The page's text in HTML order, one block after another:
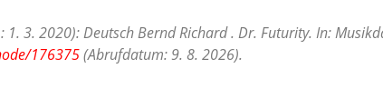
3. 2020): Deutsch Bernd Richard . Dr. Futurity. In:
176375(Abrufdatum: 9. 8. 2026).